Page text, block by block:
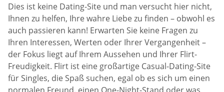
Dies ist keine Dating-Site und man versucht hier nicht,
Ihnen zu helfen, Ihre wahre Liebe zu finden – obwohl es
auch passieren kann! Erwarten Sie keine Fragen zu
Ihren Interessen, Werten oder Ihrer Vergangenheit –
der Fokus liegt auf Ihrem Aussehen und Ihrer Flirt-
Freudigkeit. Flirt ist eine großartige Casual-Dating-Site
für Singles, die Spaß suchen, egal ob es sich um einen